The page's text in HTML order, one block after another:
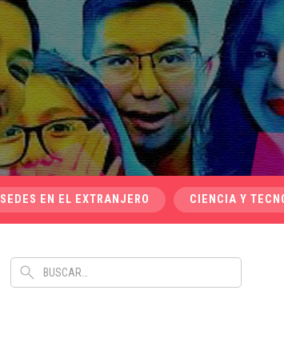
SEDES EN EL EXTRANJERO CIENCIA Y